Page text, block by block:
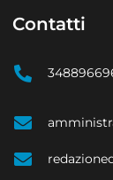
Contatti